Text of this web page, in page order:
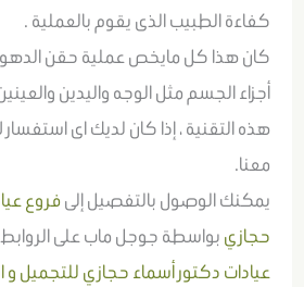
كفاءة الطبيب الذى يقوم بالعملية .
كان هذا كل مايخص عملية حقن
أجزاء الجسم مثل الوجه واليدين
هذه التقنية ، إذا كان لديك اى
معنا.
يمكنك الوصول بالتفصيل إلىفروع
حجازي بواسطة جوجل ماب على الروابط
عيادات دكتور أسماء حجازي للتجميل و